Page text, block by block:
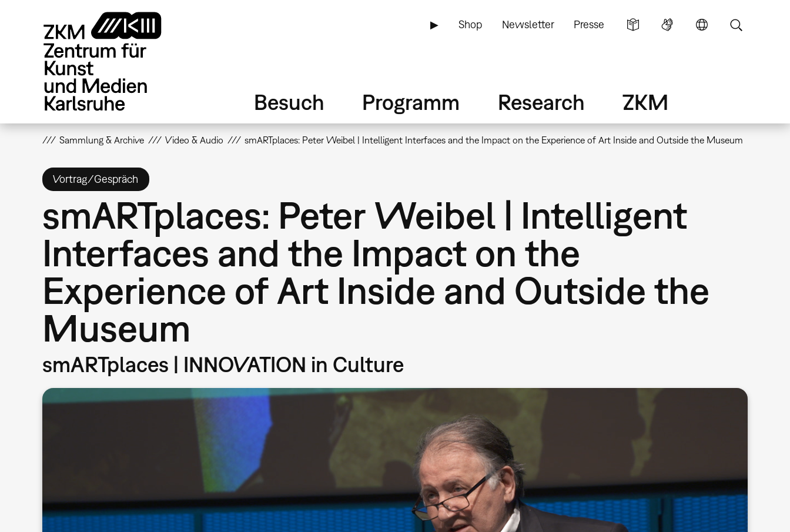
▶ Shop Newsletter Presse
Besuch Programm Research ZKM
Sammlung & Archive Video & Audio smARTplaces: Peter Weibel | Intelligent Interfaces and the Impact on the Experience of Art Inside and Outside the Museum
Vortrag/Gespräch
smARTplaces: Peter Weibel | Intelligent
Interfaces and the Impact on the
Experience of Art Inside and Outside the
Museum
smARTplaces | INNOVATION in Culture